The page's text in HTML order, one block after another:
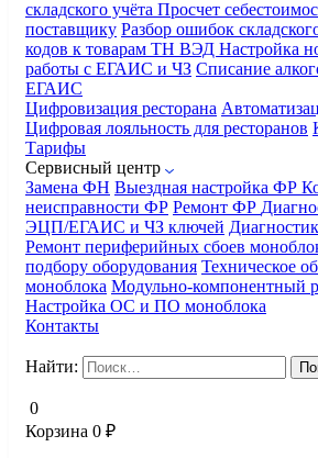
складского учёта Просчет
поставщику Разбор ошибок
кодов к товарам ТН ВЭД Настройка
работы с ЕГАИС и ЧЗ Списание
ЕГАИС
Цифровизация ресторана
Цифровая лояльность для ресторанов
Тарифы
Сервисный центр
Замена ФН Выездная настройка ФР
неисправности ФР Ремонт ФР
ЭЦП/ЕГАИС и ЧЗ ключей
Ремонт периферийных сбоев
подбору оборудования Техническое
моноблока Модульно-компонентный
Настройка ОС и ПО моноблока
Контакты
Найти:
0
Корзина 0 ₽